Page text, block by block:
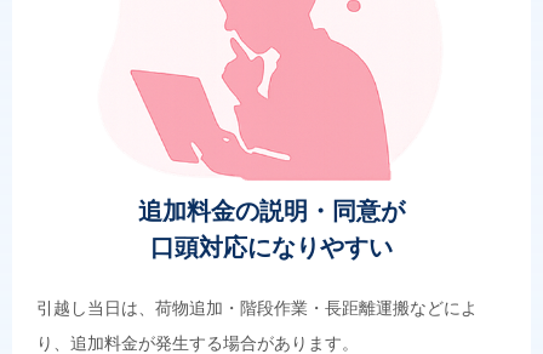
追加料金の説明・同意が
口頭対応になりやすい
引越し当日は、荷物追加・階段作業・長距離運搬などによ
り、追加料金が発生する場合があります。